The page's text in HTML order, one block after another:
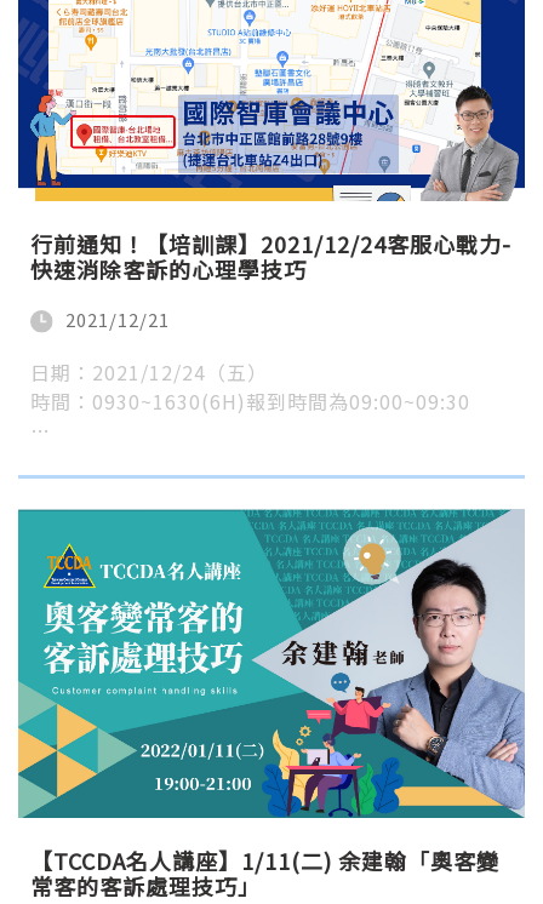
行前通知！【培訓課】2021/12/24客服心戰力-
快速消除客訴的心理學技巧
2021/12/21
日期：2021/12/24（五）
時間：0930~1630(6H)報到時間為09:00~09:30
…
【TCCDA名人講座】1/11(二) 余建翰「奧客變
常客的客訴處理技巧」